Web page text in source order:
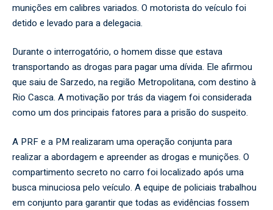
munições em calibres variados. O motorista do veículo foi
detido e levado para a delegacia.
Durante o interrogatório, o homem disse que estava
transportando as drogas para pagar uma dívida. Ele afirmou
que saiu de Sarzedo, na região Metropolitana, com destino à
Rio Casca. A motivação por trás da viagem foi considerada
como um dos principais fatores para a prisão do suspeito.
A PRF e a PM realizaram uma operação conjunta para
realizar a abordagem e apreender as drogas e munições. O
compartimento secreto no carro foi localizado após uma
busca minuciosa pelo veículo. A equipe de policiais trabalhou
em conjunto para garantir que todas as evidências fossem